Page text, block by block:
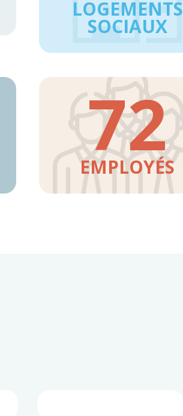
LOGEMENTS
SOCIAUX
72
EMPLOYÉS